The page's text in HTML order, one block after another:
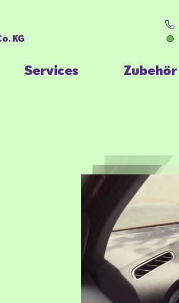
KG
Services Zubehör